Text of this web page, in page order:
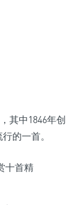
其中1846年创
的一首。